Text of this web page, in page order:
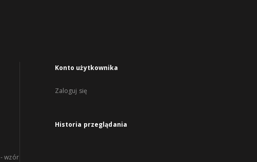
wzór
Konto użytkownika
Zaloguj się
Historia przeglądania